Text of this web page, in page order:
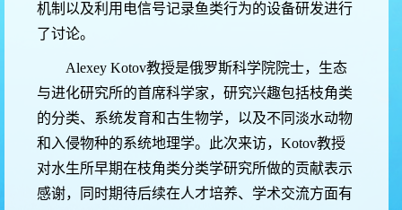
机制以及利用电信号记录鱼类行为的设备研发进行
了讨论。
Alexey Kotov教授是俄罗斯科学院院士，生态
与进化研究所的首席科学家，研究兴趣包括枝角类
的分类、系统发育和古生物学，以及不同淡水动物
和入侵物种的系统地理学。此次来访， Kotov教授
对水生所早期在枝角类分类学研究所做的贡献表示
感谢，同时期待后续在人才培养、学术交流方面有